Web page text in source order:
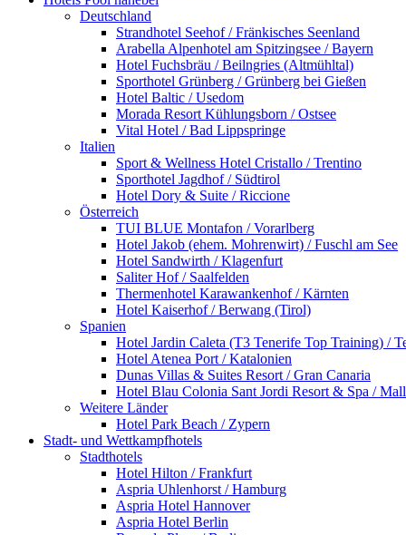
Deutschland
Strandhotel Seehof / Fränkisches Seenland
Arabella Alpenhotel am Spitzingsee / Bayern
Hotel Fuchsbräu / Beilngries (Altmühltal)
Sporthotel Grünberg / Grünberg bei Gießen
Hotel Baltic / Usedom
Morada Resort Kühlungsborn / Ostsee
Vital Hotel / Bad Lippspringe
Italien
Sport & Wellness Hotel Cristallo / Trentino
Sporthotel Jagdhof / Südtirol
Hotel Dory & Suite / Riccione
Österreich
TUI BLUE Montafon / Vorarlberg
Hotel Jakob (ehem. Mohrenwirt) / Fuschl am See
Hotel Sandwirth / Klagenfurt
Saliter Hof / Saalfelden
Thermenhotel Karawankenhof / Kärnten
Hotel Kaiserhof / Berwang (Tirol)
Spanien
Hotel Jardin Caleta (T3 Tenerife Top Training) /
Hotel Atenea Port / Katalonien
Dunas Villas & Suites Resort / Gran Canaria
Hotel Blau Colonia Sant Jordi Resort & Spa /
Weitere Länder
Hotel Park Beach / Zypern
Stadt- und Wettkampfhotels
Stadthotels
Hotel Hilton / Frankfurt
Aspria Uhlenhorst / Hamburg
Aspria Hotel Hannover
Aspria Hotel Berlin